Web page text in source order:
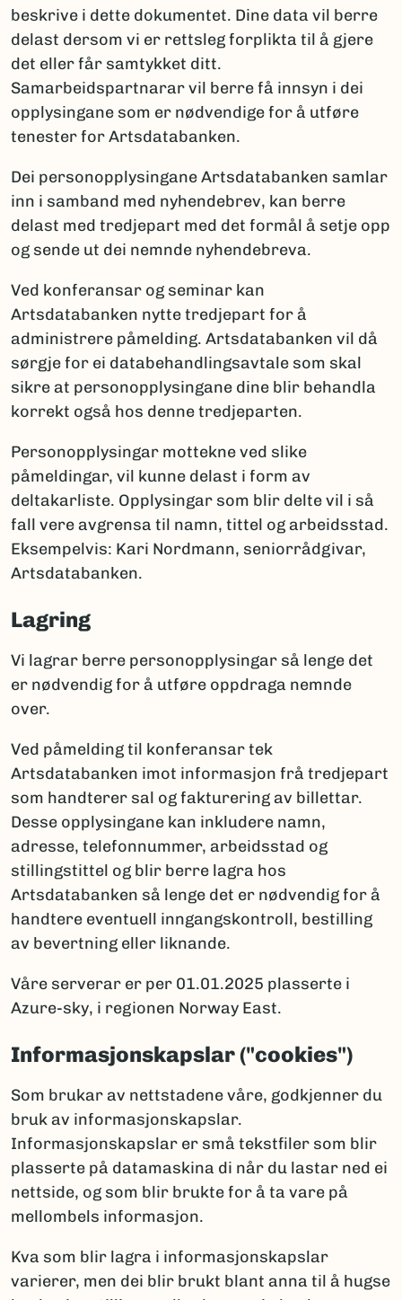
beskrive i dette dokumentet. Dine data vil berre
delast dersom vi er rettsleg forplikta til å gjere
det eller får samtykket ditt.
Samarbeidspartnarar vil berre få innsyn i dei
opplysingane som er nødvendige for å utføre
tenester for Artsdatabanken.
Dei personopplysingane Artsdatabanken samlar
inn i samband med nyhendebrev, kan berre
delast med tredjepart med det formål å setje opp
og sende ut dei nemnde nyhendebreva.
Ved konferansar og seminar kan
Artsdatabanken nytte tredjepart for å
administrere påmelding. Artsdatabanken vil då
sørgje for ei databehandlingsavtale som skal
sikre at personopplysingane dine blir behandla
korrekt også hos denne tredjeparten.
Personopplysingar mottekne ved slike
påmeldingar, vil kunne delast i form av
deltakarliste. Opplysingar som blir delte vil i så
fall vere avgrensa til namn, tittel og arbeidsstad.
Eksempelvis: Kari Nordmann, seniorrådgivar,
Artsdatabanken.
Lagring
Vi lagrar berre personopplysingar så lenge det
er nødvendig for å utføre oppdraga nemnde
over.
Ved påmelding til konferansar tek
Artsdatabanken imot informasjon frå tredjepart
som handterer sal og fakturering av billettar.
Desse opplysingane kan inkludere namn,
adresse, telefonnummer, arbeidsstad og
stillingstittel og blir berre lagra hos
Artsdatabanken så lenge det er nødvendig for å
handtere eventuell inngangskontroll, bestilling
av bevertning eller liknande.
Våre serverar er per 01.01.2025 plasserte i
Azure-sky, i regionen Norway East.
Informasjonskapslar ("cookies")
Som brukar av nettstadene våre, godkjenner du
bruk av informasjonskapslar.
Informasjonskapslar er små tekstfiler som blir
plasserte på datamaskina di når du lastar ned ei
nettside, og som blir brukte for å ta vare på
mellombels informasjon.
Kva som blir lagra i informasjonskapslar
varierer, men dei blir brukt blant anna til å hugse